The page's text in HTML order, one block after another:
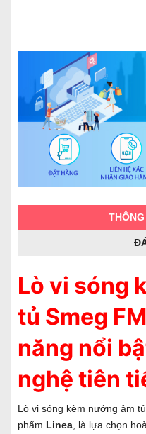
Lò vi sóng
tủ Smeg
năng nổi
nghệ tiên
Lò vi sóng kèm nướng âm tủ
phẩm Linea , là lựa chọn